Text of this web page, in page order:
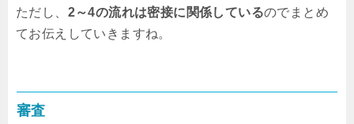
ただし、 2～4の流れは密接に関係しているのでまとめ
てお伝えしていきますね。
審査